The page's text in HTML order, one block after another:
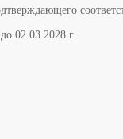
02.03.2028 г.